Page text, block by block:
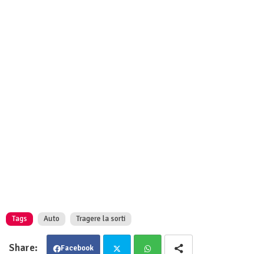
Tags Auto Tragere la sorti
Facebook